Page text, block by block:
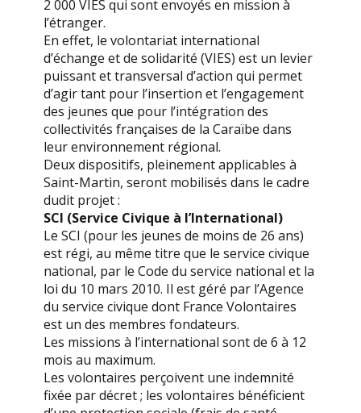
2 000 VIES qui sont envoyés en mission à
l’étranger.
En effet, le volontariat international
d’échange et de solidarité (VIES) est un levier
puissant et transversal d’action qui permet
d’agir tant pour l’insertion et l’engagement
des jeunes que pour l’intégration des
collectivités françaises de la Caraïbe dans
leur environnement régional.
Deux dispositifs, pleinement applicables à
Saint-Martin, seront mobilisés dans le cadre
dudit projet :
SCI (Service Civique à l’International)
Le SCI (pour les jeunes de moins de 26 ans)
est régi, au même titre que le service civique
national, par le Code du service national et la
loi du 10 mars 2010. Il est géré par l’Agence
du service civique dont France Volontaires
est un des membres fondateurs.
Les missions à l’international sont de 6 à 12
mois au maximum.
Les volontaires perçoivent une indemnité
fixée par décret ; les volontaires bénéficient